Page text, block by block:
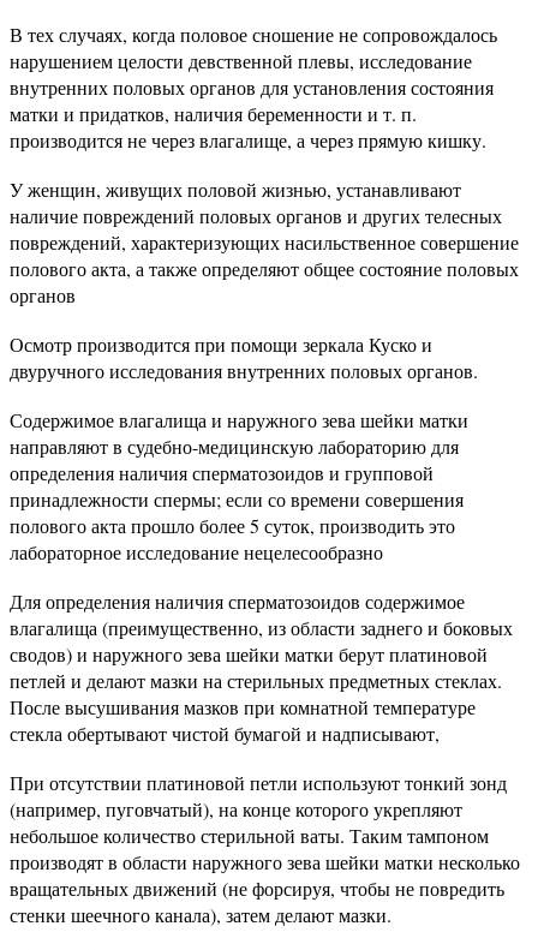
В тех случаях, когда половое сношение не сопровожда­лось
нарушением целости девственной плевы, исследование
внутренних половых органов для установления состояния
матки и придатков, наличия беременности и т. п.
производится не через влагалище, а через прямую кишку.
У женщин, живущих половой жизнью, устанавливают
наличие повреждений половых органов и других телесных
повреждений, характеризующих насильственное совершение
полового акта, а также определяют общее состояние половых
органов
Осмотр производится при помощи зеркала Куско и
двуручного исследования внутренних половых органов.
Содержимое влагалища и наружного зева шейки матки
направляют в судебно-медицинскую лабораторию для
определения наличия сперматозоидов и групповой
принадлежности спермы; если со времени совершения
полового акта прошло более 5 суток, производить это
лабораторное исследование нецелесообразно
Для определения наличия сперматозоидов содержимое
влагалища (преимущественно, из области заднего и боковых
сводов) и наружного зева шейки матки берут платиновой
петлей и делают мазки на стерильных предметных стеклах.
После высушивания мазков при комнатной температуре
стекла обертывают чистой бумагой и надписывают,
При отсутствии платиновой петли используют тонкий зонд
(например, пуговчатый), на конце которого укрепляют
небольшое количество стерильной ваты. Таким тампоном
производят в области наружного зева шейки матки несколько
вращательных движений (не форсируя, чтобы не повредить
стенки шеечного канала), затем делают мазки.